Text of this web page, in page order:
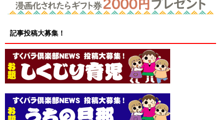
記事投稿大募集！